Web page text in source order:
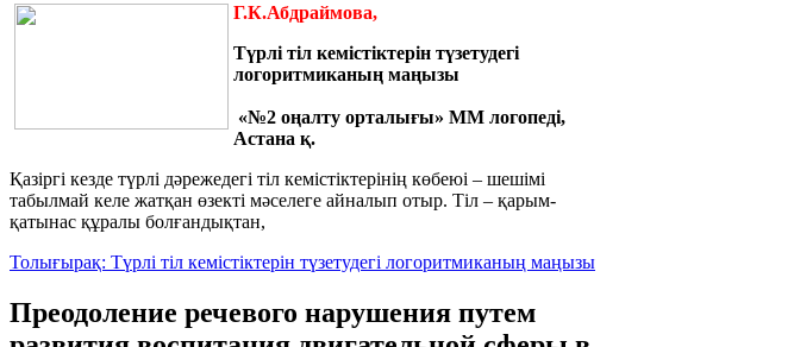
Г.К.Абдраймова,
Түрлі тіл кемістіктерін түзетудегі
логоритмиканың маңызы
«№2 оңалту орталығы» ММ логопеді,
Астана қ.
Қазіргі кезде түрлі дәрежедегі тіл кемістіктерінің көбеюі – шешімі
табылмай келе жатқан өзекті мәселеге айналып отыр. Тіл – қарым-
қатынас құралы болғандықтан,
Толығырақ: Түрлі тіл кемістіктерін түзетудегі логоритмиканың маңызы
Преодоление речевого нарушения путем